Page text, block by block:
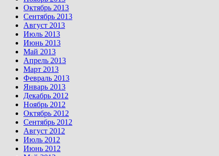
Октябрь 2013
Сентябрь 2013
Август 2013
Июль 2013
Июнь 2013
Май 2013
Апрель 2013
Март 2013
Февраль 2013
Январь 2013
Декабрь 2012
Ноябрь 2012
Октябрь 2012
Сентябрь 2012
Август 2012
Июль 2012
Июнь 2012